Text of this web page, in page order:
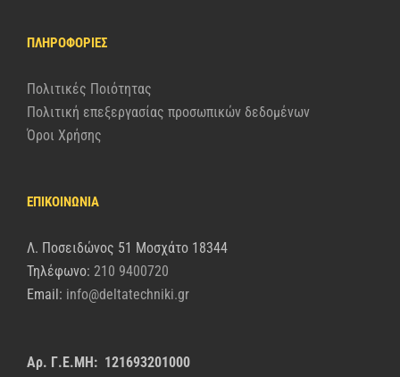
ΠΛΗΡΟΦΟΡΊΕΣ
Πολιτικές Ποιότητας
Πολιτική επεξεργασίας προσωπικών δεδομένων
Όροι Χρήσης
ΕΠΙΚΟΙΝΩΝΙΑ
Λ. Ποσειδώνος 51 Μοσχάτο 18344
Τηλέφωνο: 210 9400720
Email: info@deltatechniki.gr
Αρ. Γ.Ε.ΜΗ: 121693201000